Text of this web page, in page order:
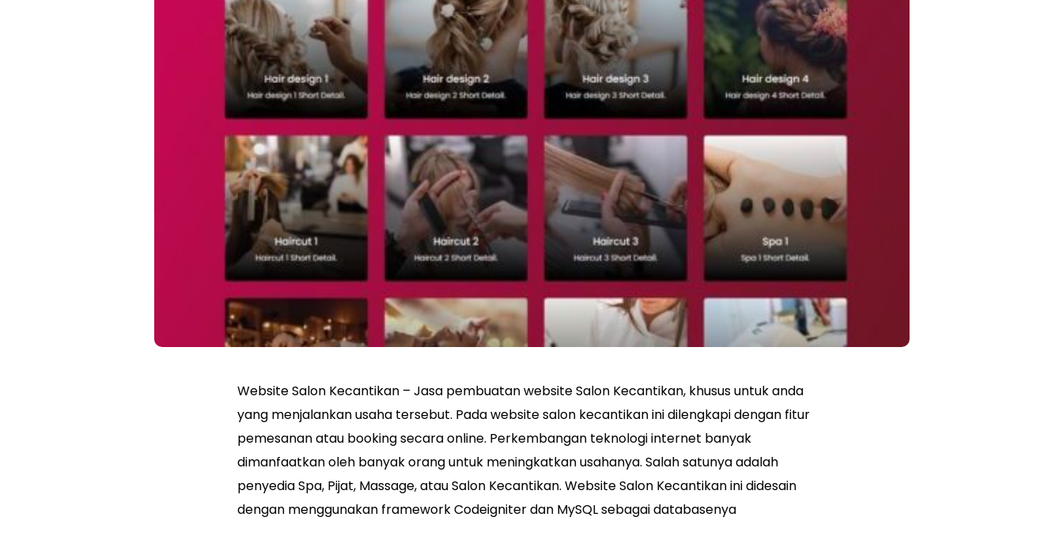
Website Salon Kecantikan – Jasa pembuatan website Salon Kecantikan, khusus untuk anda
yang menjalankan usaha tersebut. Pada website salon kecantikan ini dilengkapi dengan fitur
pemesananatau booking secara online. Perkembangan teknologi internet banyak
dimanfaatkan oleh banyak orang untuk meningkatkan usahanya. Salah satunya adalah
penyedia Spa, Pijat, Massage, atau Salon Kecantikan. Website Salon Kecantikan ini didesain
dengan menggunakan frameworkCodeigniter dan MySQL sebagai databasenya